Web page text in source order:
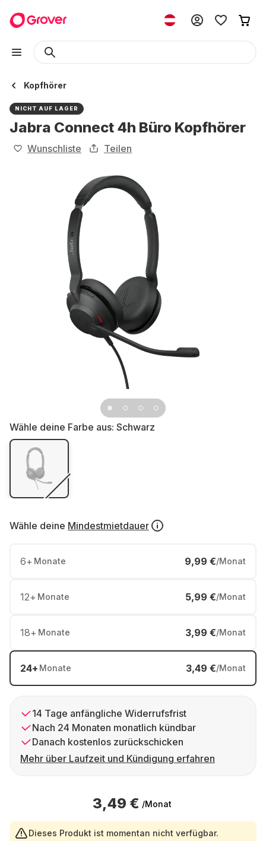
Kopfhörer
NICHT AUF LAGER
Jabra Connect 4h Büro Kopfhörer
Wunschliste Teilen
Wähle deine Farbe aus: Schwarz
Wähle deine Mindestmietdauer
6+ Monate 9,99 €/Monat
12+ Monate 5,99 €/Monat
18+ Monate 3,99 €/Monat
24+ Monate 3,49 €/Monat
14 Tage anfängliche Widerrufsfrist
Nach 24 Monaten monatlich kündbar
Danach kostenlos zurückschicken
Mehr über Laufzeit und Kündigung erfahren
3,49 € /Monat
Dieses Produkt ist momentan nicht verfügbar.